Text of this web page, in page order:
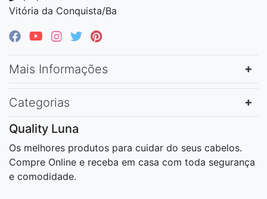
Vitória da Conquista/Ba
Mais Informações
Categorias
Quality Luna
Os melhores produtos para cuidar do seus cabelos.
Compre Online e receba em casa com toda segurança
e comodidade.